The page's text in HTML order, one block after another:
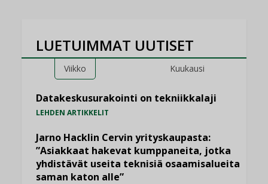
LUETUIMMAT UUTISET
Viikko Kuukausi
Datakeskusurakointi on tekniikkalaji
LEHDEN ARTIKKELIT
Jarno Hacklin Cervin yrityskaupasta:
”Asiakkaat hakevat kumppaneita, jotka
yhdistävät useita teknisiä osaamisalueita
saman katon alle”